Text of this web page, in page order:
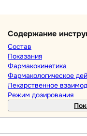
Содержание
Состав
Показания
Фармакокинетика
Фармакологическое
Лекарственное
Режим дозирования